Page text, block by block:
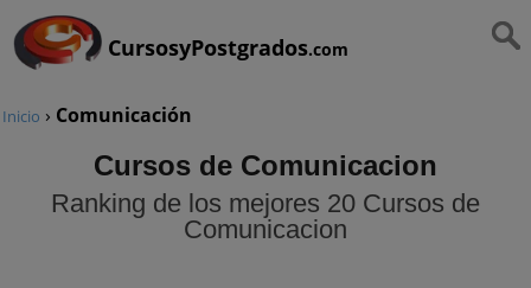
CursosyPostgrados.com
Inicio › Comunicación
Cursos de Comunicacion
Ranking de los mejores 20 Cursos de
Comunicacion